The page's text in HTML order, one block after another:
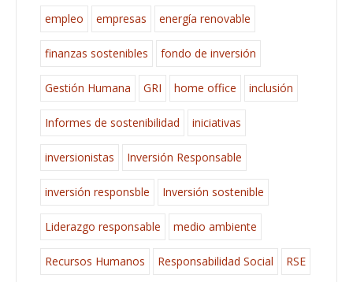
empleo empresas energía renovable
finanzas sostenibles fondo de inversión
Gestión Humana GRI home office inclusión
Informes de sostenibilidad iniciativas
inversionistas Inversión Responsable
inversión responsble Inversión sostenible
Liderazgo responsable medio ambiente
Recursos Humanos Responsabilidad Social RSE